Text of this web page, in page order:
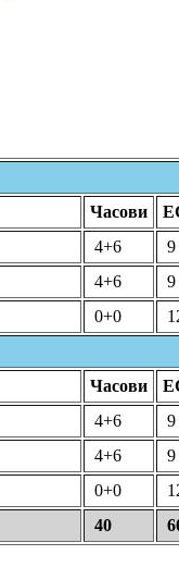
Часови
4+6
9
4+6
9
0+0
Часови
4+6
9
4+6
9
0+0
40